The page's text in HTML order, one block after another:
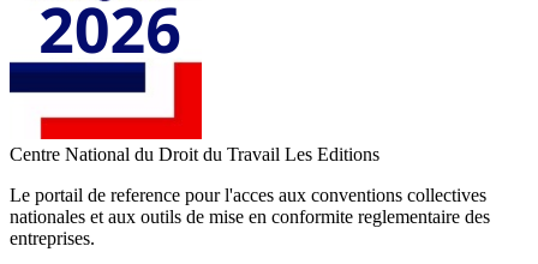
Centre National du Droit du Travail Les Editions
Le portail de reference pour l'acces aux conventions collectives
nationales et aux outils de mise en conformite reglementaire des
entreprises.